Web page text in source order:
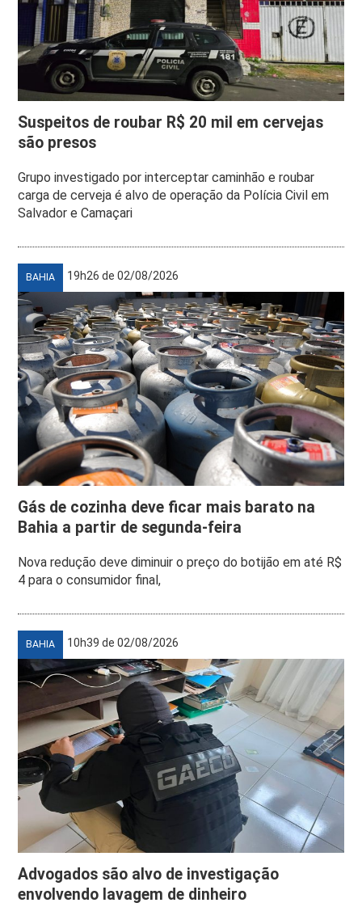
Suspeitos de roubar R$ 20 mil em cervejas
são presos
Grupo investigado por interceptar caminhão e roubar
carga de cerveja é alvo de operação da Polícia Civil em
Salvador e Camaçari
BAHIA 19h26 de 02/08/2026
Gás de cozinha deve ficar mais barato na
Bahia a partir de segunda-feira
Nova redução deve diminuir o preço do botijão em até R$
4 para o consumidor final,
BAHIA 10h39 de 02/08/2026
Advogados são alvo de investigação
envolvendo lavagem de dinheiro